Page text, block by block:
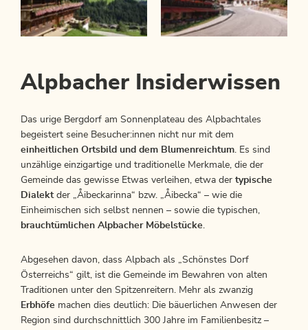
Alpbacher Insiderwissen
Das urige Bergdorf am Sonnenplateau des Alpbachtales
begeistert seine Besucher:innen nicht nur mit dem
einheitlichen Ortsbild und dem Blumenreichtum. Es sind
unzählige einzigartige und traditionelle Merkmale, die der
Gemeinde das gewisse Etwas verleihen, etwa der typische
Dialektder „Åibeckarinna“ bzw. „Åibecka“ – wie die
Einheimischen sich selbst nennen – sowie die typischen,
brauchtümlichen Alpbacher Möbelstücke.
Abgesehen davon, dass Alpbach als „Schönstes Dorf
Österreichs“ gilt, ist die Gemeinde im Bewahren von alten
Traditionen unter den Spitzenreitern. Mehr als zwanzig
Erbhöfe machen dies deutlich: Die bäuerlichen Anwesen der
Region sind durchschnittlich 300 Jahre im Familienbesitz –